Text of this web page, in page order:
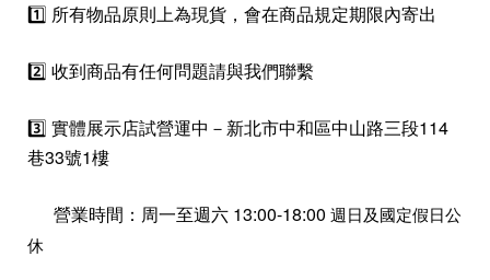
1️⃣ 所有物品原則上為現貨，會在商品規定期限內寄出
2️⃣ 收到商品有任何問題請與我們聯繫
3️⃣ 實體展示店試營運中－新北市中和區中山路三段114
巷33號1樓
營業時間：周一至週六 13:00-18:00 週日及國定假日公
休